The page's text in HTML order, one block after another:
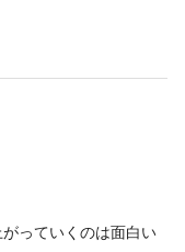
っていくのは面白い